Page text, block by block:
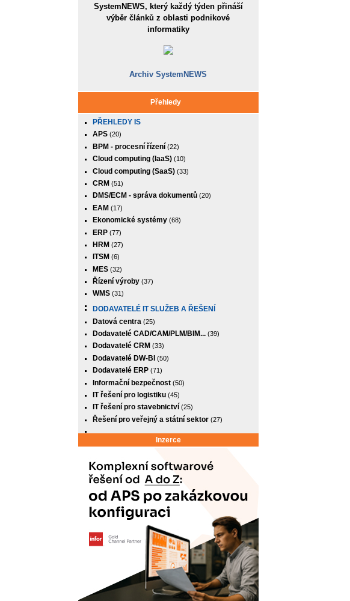
SystemNEWS, který každý týden přináší
výběr článků z oblasti podnikové
informatiky
Archiv SystemNEWS
Přehledy
PŘEHLEDY IS
APS(20)
BPM - procesní řízení(22)
Cloud computing (IaaS)(10)
Cloud computing (SaaS)(33)
CRM (51)
DMS/ECM - správa dokumentů(20)
EAM (17)
Ekonomické systémy(68)
ERP(77)
HRM (27)
ITSM (6)
MES(32)
Řízení výroby(37)
WMS(31)
DODAVATELÉ IT SLUŽEB A ŘEŠENÍ
Datová centra (25)
Dodavatelé CAD/CAM/PLM/BIM...(39)
Dodavatelé CRM (33)
Dodavatelé DW-BI (50)
Dodavatelé ERP(71)
Informační bezpečnost(50)
IT řešení pro logistiku(45)
IT řešení pro stavebnictví(25)
Řešení pro veřejný a státní sektor(27)
Inzerce